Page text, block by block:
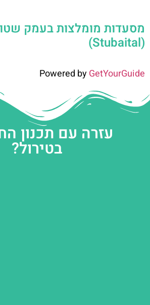
מסעדות מומלצות בעמק
(Stubaital)
Powered byGetYourGuide
עזרה עם תכנון
בטירול?